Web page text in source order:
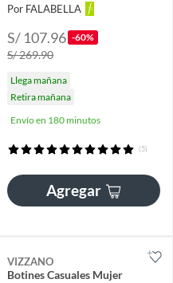
Por FALABELLA
S/ 107.96 -60%
S/ 269.90
Llega mañana
Retira mañana
Envío en 180 minutos
(5)
Agregar
VIZZANO
Botines Casuales Mujer